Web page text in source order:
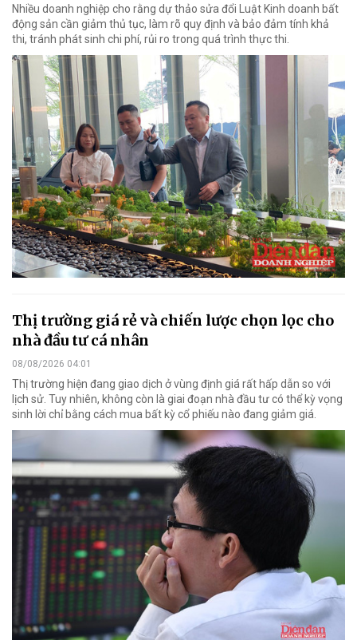
Nhiều doanh nghiệp cho rằng dự thảo sửa đổi Luật Kinh doanh bất
động sản cần giảm thủ tục, làm rõ quy định và bảo đảm tính khả
thi, tránh phát sinh chi phí, rủi ro trong quá trình thực thi.
Thị trường giá rẻ và chiến lược chọn lọc cho
nhà đầu tư cá nhân
08/08/2026 04:01
Thị trường hiện đang giao dịch ở vùng định giá rất hấp dẫn so với
lịch sử. Tuy nhiên, không còn là giai đoạn nhà đầu tư có thể kỳ vọng
sinh lời chỉ bằng cách mua bất kỳ cổ phiếu nào đang giảm giá.